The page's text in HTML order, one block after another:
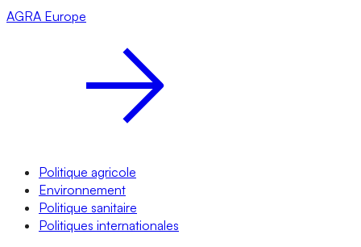
AGRA Europe
Politique agricole
Environnement
Politique sanitaire
Politiques internationales